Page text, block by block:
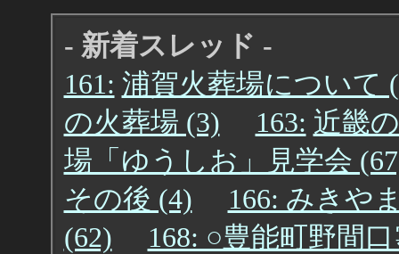
- 新着スレッド -
161: 浦賀火葬場について
の火葬場 (3)
163: 近畿
場「ゆうしお」見学会
その後 (4)
166: みきや
(62)
168: ○豊能町野間